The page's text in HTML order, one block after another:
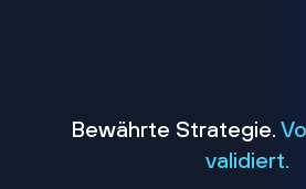
Bewährte Strategie.
validiert.